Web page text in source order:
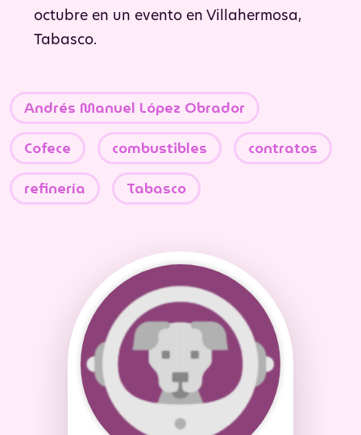
octubre en un evento en Villahermosa,
Tabasco.
Andrés Manuel López Obrador
Cofece
combustibles
contratos
refinería
Tabasco